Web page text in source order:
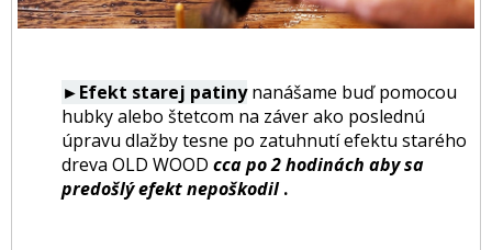
►Efekt starej patinynanášame buď pomocou
hubky alebo štetcom na záver ako poslednú
úpravu dlažby tesne po zatuhnutí efektu starého
dreva OLD WOOD cca po 2 hodinách aby sa
predošlý efekt nepoškodil.